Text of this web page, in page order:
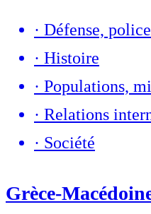
· Défense,
· Histoire
· Populations,
· Relations
· Société
Grèce-